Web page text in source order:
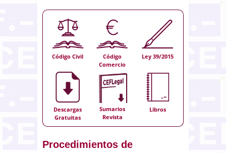
Código Civil
Código
Comercio
Ley 39/2015
Descargas
Gratuitas
Sumarios
Revista
Libros
Procedimientos de